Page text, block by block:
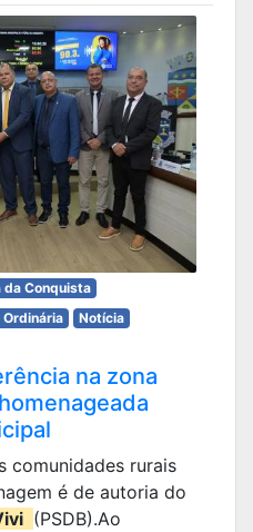
da Conquista
Ordinária
Notícia
na zona
comunidades rurais
é de autoria do
(PSDB).Ao